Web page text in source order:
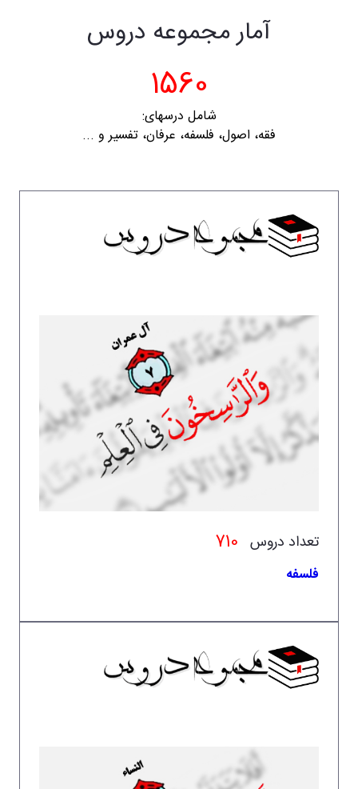
آمار مجموعه دروس
1560
شامل درسهای:
فقه، اصول، فلسفه، عرفان، تفسیر و ...
تعداد دروس 710
فلسفه